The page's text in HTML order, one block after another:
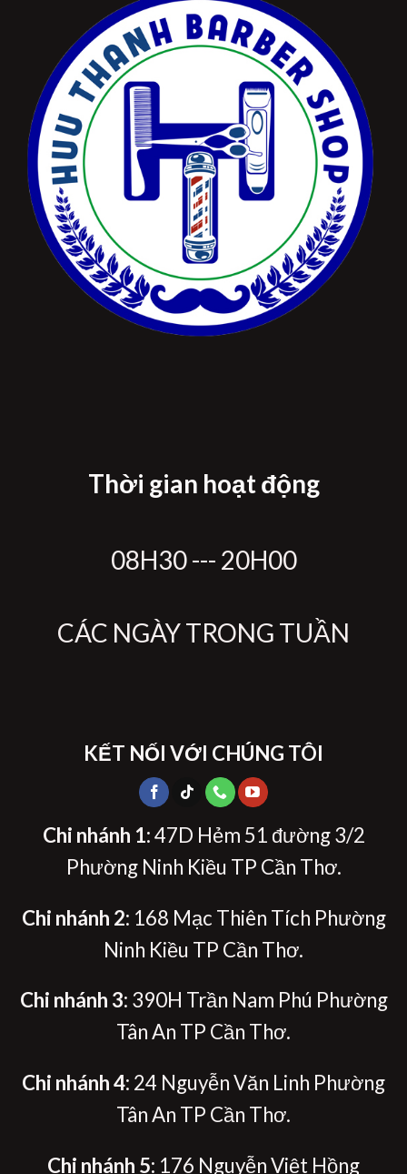
Thời gian hoạt động
08H30 --- 20H00
CÁC NGÀY TRONG TUẦN
KẾT NỐI VỚI CHÚNG TÔI
Chi nhánh 1: 47D Hẻm 51 đường 3/2
Phường Ninh Kiều TP Cần Thơ.
Chi nhánh 2: 168 Mạc Thiên Tích Phường
Ninh Kiều TP Cần Thơ.
Chi nhánh 3: 390H Trần Nam Phú Phường
Tân An TP Cần Thơ.
Chi nhánh 4: 24 Nguyễn Văn Linh Phường
Tân An TP Cần Thơ.
Chi nhánh 5: 176 Nguyễn Việt Hồng